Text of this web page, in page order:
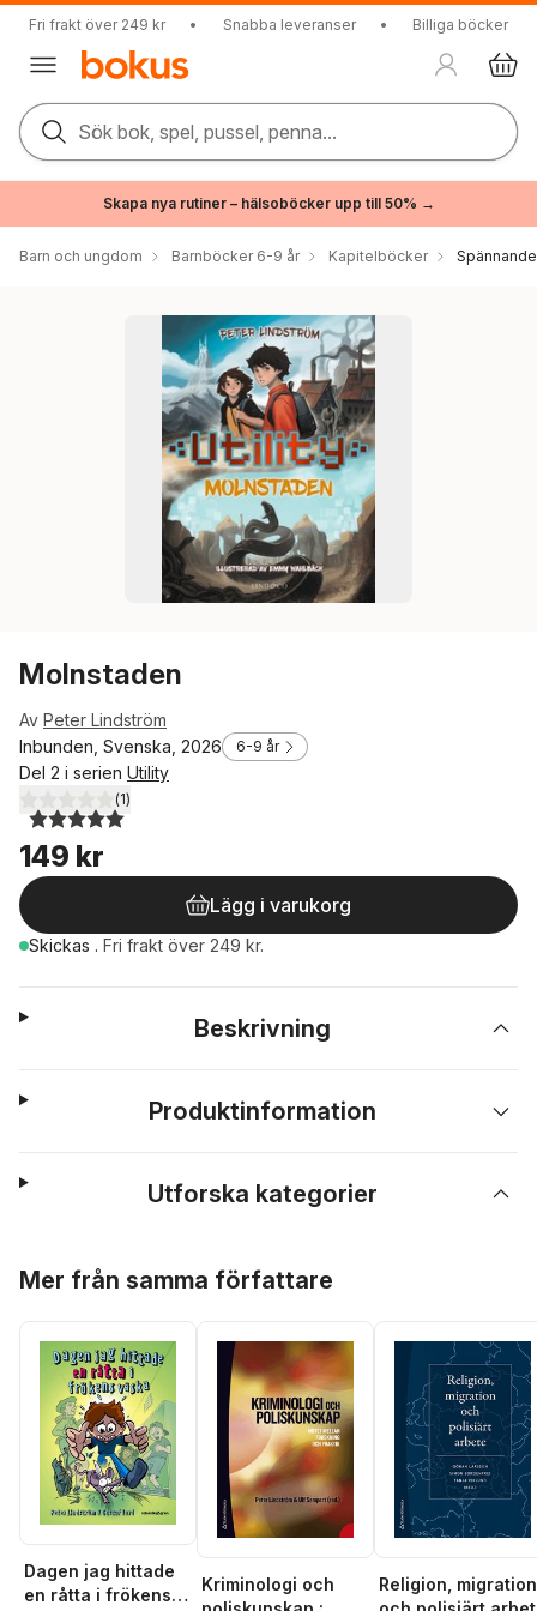
Fri frakt över 249 kr • Snabba leveranser • Billiga böcker
Sök bok, spel, pussel, penna...
Skapa nya rutiner – hälsoböcker upp till 50% →
Barn och ungdom Barnböcker 6-9 år Kapitelböcker
Molnstaden
Av Peter Lindström
Inbunden, Svenska, 2026
6-9 år
Del 2 i serien Utility
5,0utav 5 stjärnor. Totalt antal röster:
(1)
149 kr
Lägg i varukorg
Skickas . Fri frakt över 249 kr.
Beskrivning
Produktinformation
Utforska kategorier
Mer från samma författare
Dagen jag hittade
en råtta i frökens
Kriminologi och
Religion, migration